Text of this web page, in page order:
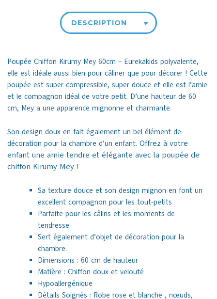
DESCRIPTION
Poupée Chiffon Kirumy Mey 60cm – Eurekakids polyvalente,
elle est idéale aussi bien pour câliner que pour décorer ! Cette
poupée est super compressible, super douce et elle est l’amie
et le compagnon idéal de votre petit. D’une hauteur de 60
cm, Mey a une apparence mignonne et charmante.
Son design doux en fait également un bel élément de
décoration pour la chambre d’un enfant. Offrez à votre
enfant une amie tendre et élégante avec la poupée de
chiffon Kirumy Mey !
Sa texture douce et son design mignon en font un
excellent compagnon pour les tout-petits
Parfaite pour les câlins et les moments de
tendresse.
Sert également d’objet de décoration pour la
chambre.
Dimensions : 60 cm de hauteur
Matière : Chiffon doux et velouté
Hypoallergénique
Détails Soignés : Robe rose et blanche , nœuds,